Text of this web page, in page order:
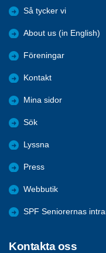
Så tycker vi
About us (in English)
Föreningar
Kontakt
Mina sidor
Sök
Lyssna
Press
Webbutik
SPF Seniorernas
Kontakta oss